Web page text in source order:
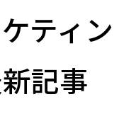
ティン
記事